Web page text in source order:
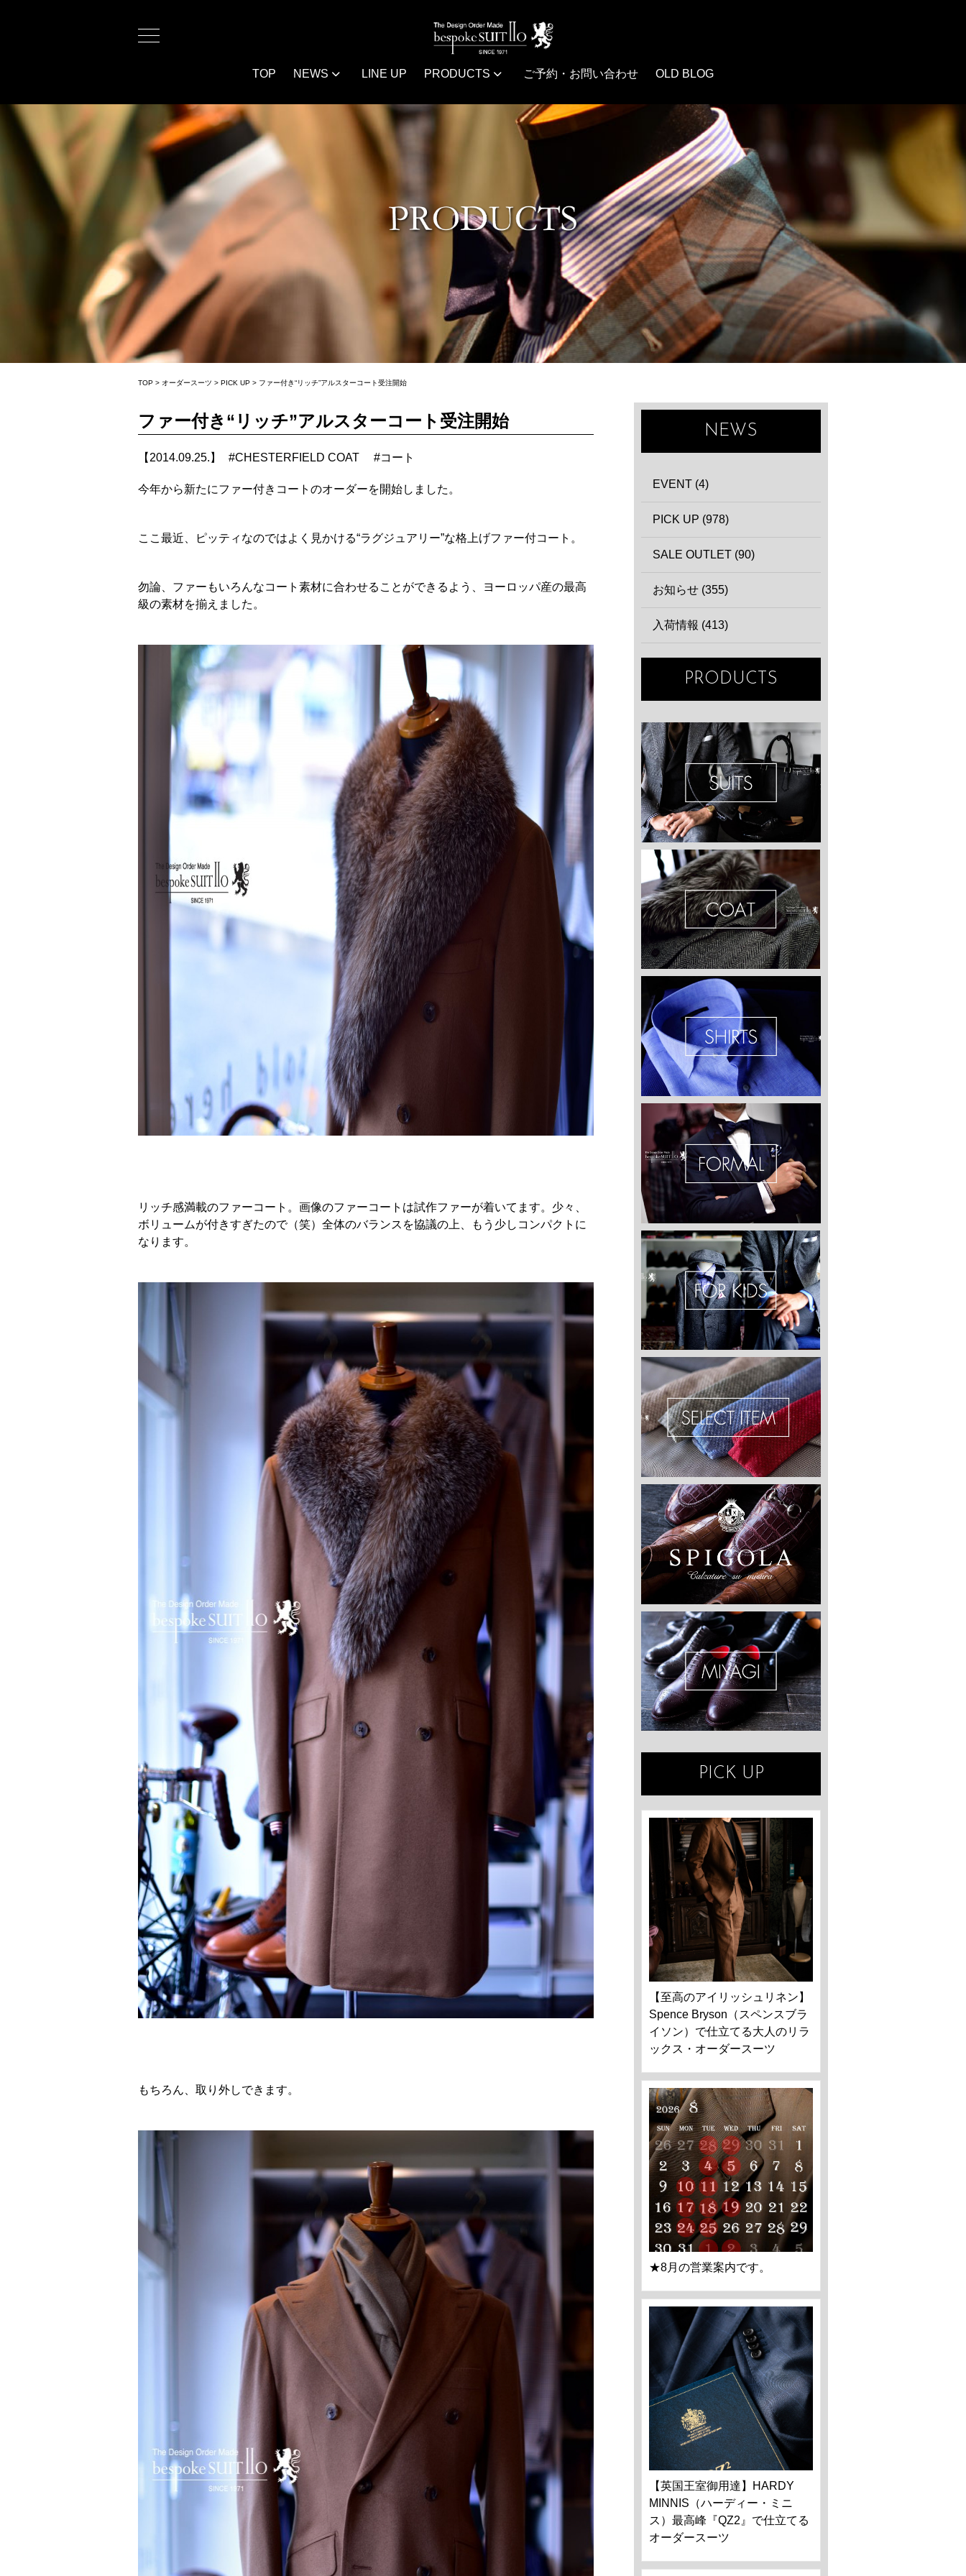
TOP NEWS LINE UP PRODUCTS ご予約・お問い合わせ OLD BLOG
TOP > オーダースーツ > PICK UP > ファー付き“リッチ”アルスターコート受注開始
ファー付き“リッチ”アルスターコート受注開始
【2014.09.25.】 #CHESTERFIELD COAT #コート
今年から新たにファー付きコートのオーダーを開始しました。
ここ最近、ピッティなのではよく見かける“ラグジュアリー”な格上げファー付コート。
勿論、ファーもいろんなコート素材に合わせることができるよう、ヨーロッパ産の最高
級の素材を揃えました。
リッチ感満載のファーコート。画像のファーコートは試作ファーが着いてます。少々、
ボリュームが付きすぎたので（笑）全体のバランスを協議の上、もう少しコンパクトに
なります。
もちろん、取り外しできます。
NEWS
EVENT (4)
PICK UP (978)
SALE OUTLET (90)
お知らせ (355)
入荷情報 (413)
PRODUCTS
PICK UP
【至高のアイリッシュリネン】
Spence Bryson（スペンスブラ
イソン）で仕立てる大人のリラ
ックス・オーダースーツ
★8月の営業案内です。
【英国王室御用達】HARDY
MINNIS（ハーディー・ミニ
ス）最高峰『QZ2』で仕立てる
オーダースーツ